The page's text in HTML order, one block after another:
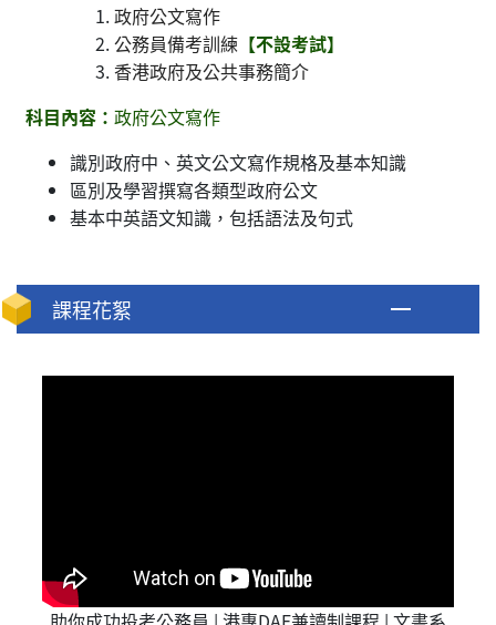
政府公文寫作
公務員備考訓練 【不設考試】
香港政府及公共事務簡介
科目內容： 政府公文寫作
識別政府中、英文公文寫作規格及基本知識
區別及學習撰寫各類型政府公文
基本中英語文知識，包括語法及句式
課程花絮